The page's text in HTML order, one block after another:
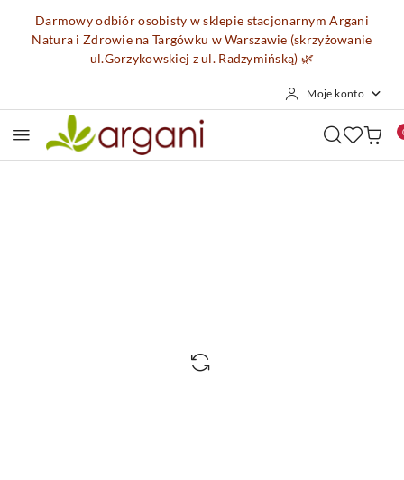
Przejdź do treści głównej
Przejdź do wyszukiwarki
Przejdź do moje konto
Przejdź do menu głównego
Przejdź do opisu produktu
Przejdź do stopki
Darmowy odbiór osobisty w sklepie stacjonarnym Argani
Natura i Zdrowie na Targówku w Warszawie (skrzyżowanie
ul.Gorzykowskiej z ul. Radzymińską) 🌿
Moje konto